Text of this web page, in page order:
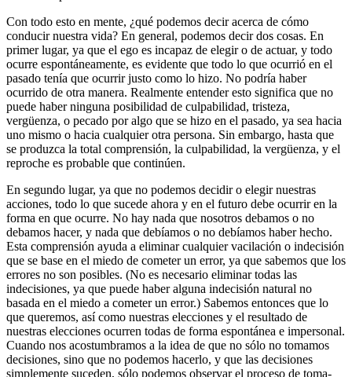
Con todo esto en mente, ¿qué podemos decir acerca de cómo
conducir nuestra vida? En general, podemos decir dos cosas. En
primer lugar, ya que el ego es incapaz de elegir o de actuar, y todo
ocurre espontáneamente, es evidente que todo lo que ocurrió en el
pasado tenía que ocurrir justo como lo hizo. No podría haber
ocurrido de otra manera. Realmente entender esto significa que no
puede haber ninguna posibilidad de culpabilidad, tristeza,
vergüenza, o pecado por algo que se hizo en el pasado, ya sea hacia
uno mismo o hacia cualquier otra persona. Sin embargo, hasta que
se produzca la total comprensión, la culpabilidad, la vergüenza, y el
reproche es probable que continúen.
En segundo lugar, ya que no podemos decidir o elegir nuestras
acciones, todo lo que sucede ahora y en el futuro debe ocurrir en la
forma en que ocurre. No hay nada que nosotros debamos o no
debamos hacer, y nada que debíamos o no debíamos haber hecho.
Esta comprensión ayuda a eliminar cualquier vacilación o indecisión
que se base en el miedo de cometer un error, ya que sabemos que los
errores no son posibles. (No es necesario eliminar todas las
indecisiones, ya que puede haber alguna indecisión natural no
basada en el miedo a cometer un error.) Sabemos entonces que lo
que queremos, así como nuestras elecciones y el resultado de
nuestras elecciones ocurren todas de forma espontánea e impersonal.
Cuando nos acostumbramos a la idea de que no sólo no tomamos
decisiones, sino que no podemos hacerlo, y que las decisiones
simplemente suceden, sólo podemos observar el proceso de toma-